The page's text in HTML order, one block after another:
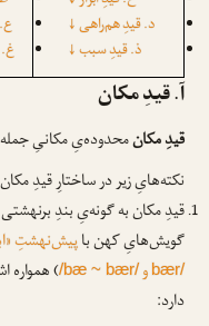
د. قیدِ هم‌راهی↓
ذ. قیدِ سبب↓
آ. قیدِ مکان
قیدِ مکانمحدوده‌یِ مکانیِ
نکته‌هایِ زیر در ساختارِ قیدِ
قیدِ مکان به گونه‌یِ بندِ برنهشتی
گویش‌هایِ کهن باپیش‌نهشتِ
bær/ و/bæ ~ bær/) همواره
دارد: